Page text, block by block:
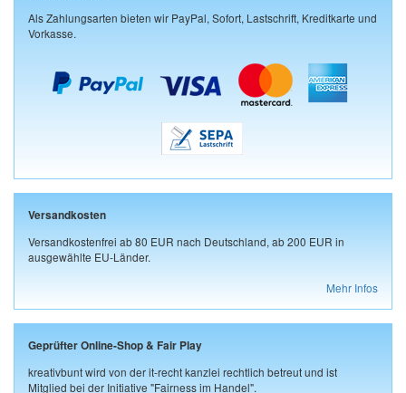
Als Zahlungsarten bieten wir PayPal, Sofort, Lastschrift, Kreditkarte und
Vorkasse.
Versandkosten
Versandkostenfrei ab 80 EUR nach Deutschland, ab 200 EUR in
ausgewählte EU-Länder.
Mehr Infos
Geprüfter Online-Shop & Fair Play
kreativbunt wird von der it-recht kanzlei rechtlich betreut und ist
Mitglied bei der Initiative "Fairness im Handel".